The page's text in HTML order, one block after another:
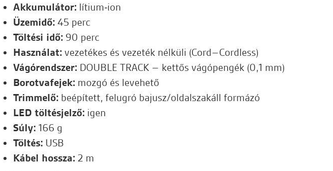
Akkumulátor: lítium‑ion
Üzemidő: 45 perc
Töltési idő: 90 perc
Használat: vezetékes és vezeték nélküli (Cord–Cordless)
Vágórendszer: DOUBLE TRACK – kettős vágópengék (0,1 mm)
Borotvafejek: mozgó és levehető
Trimmelő: beépített, felugró bajusz/oldalszakáll formázó
LED töltésjelző: igen
Súly: 166 g
Töltés: USB
Kábel hossza: 2 m